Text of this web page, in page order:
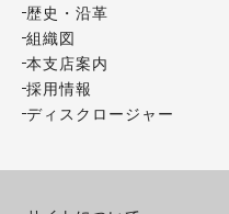
歴史・沿革
組織図
本支店案内
採用情報
ディスクロージャー